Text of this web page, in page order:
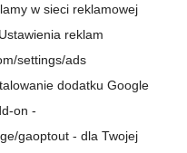
w sieci reklamowej
reklam
settings/ads
dodatku Google
on -
gaoptout - dla Twojej